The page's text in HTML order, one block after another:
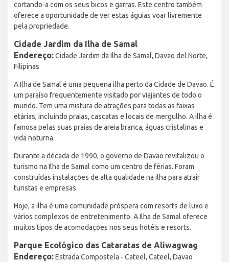
cortando-a com os seus bicos e garras. Este centro também
oferece a oportunidade de ver estas águias voar livremente
pela propriedade.
Cidade Jardim da Ilha de Samal
Endereço:Cidade Jardim da Ilha de Samal, Davao del Norte,
Filipinas
A Ilha de Samal é uma pequena ilha perto da Cidade de Davao. É
um paraíso frequentemente visitado por viajantes de todo o
mundo. Tem uma mistura de atrações para todas as faixas
etárias, incluindo praias, cascatas e locais de mergulho. A ilha é
famosa pelas suas praias de areia branca, águas cristalinas e
vida noturna.
Durante a década de 1990, o governo de Davao revitalizou o
turismo na Ilha de Samal como um centro de férias. Foram
construídas instalações de alta qualidade na ilha para atrair
turistas e empresas.
Hoje, a ilha é uma comunidade próspera com resorts de luxo e
vários complexos de entretenimento. A Ilha de Samal oferece
muitos tipos de acomodações nos seus hotéis e resorts.
Parque Ecológico das Cataratas de Aliwagwag
Endereço:Estrada Compostela - Cateel, Cateel, Davao